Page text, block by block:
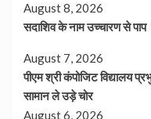
August 8, 2026
सदाशिव के नाम उच्चारण से
August 7, 2026
पीएम श्री कंपोजिट विद्यालय
सामान ले उड़े चोर
August 6, 2026